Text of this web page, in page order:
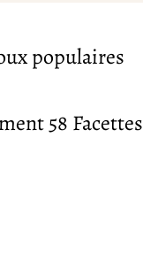
populaires
58 Facettes